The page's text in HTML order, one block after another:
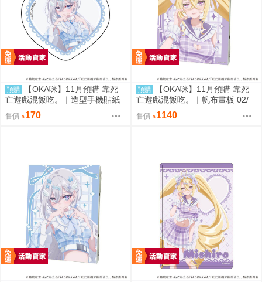
預購
【OKA咪】11月預購 靠死
亡遊戲混飯吃。｜造型手機貼紙
01/ (新繪插畫) (幽鬼)
售價 170
預購
【OKA咪】11月預購 靠死
亡遊戲混飯吃。｜帆布畫板 02/
(新繪插畫) (御城)
售價 1140